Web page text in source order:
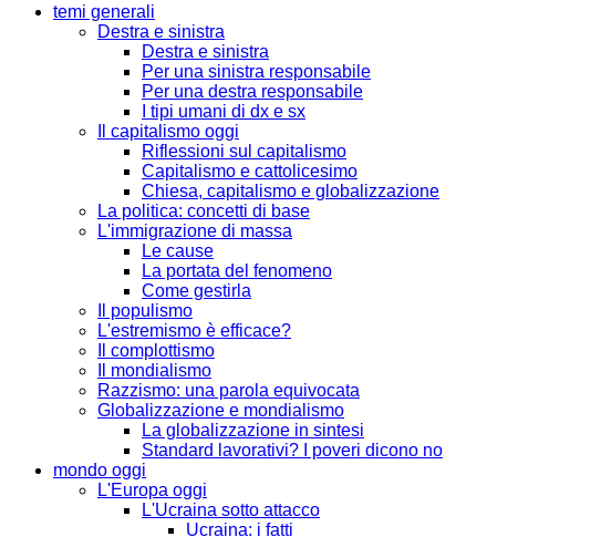
temi generali
Destra e sinistra
Destra e sinistra
Per una sinistra responsabile
Per una destra responsabile
I tipi umani di dx e sx
Il capitalismo oggi
Riflessioni sul capitalismo
Capitalismo e cattolicesimo
Chiesa, capitalismo e globalizzazione
La politica: concetti di base
L'immigrazione di massa
Le cause
La portata del fenomeno
Come gestirla
Il populismo
L'estremismo è efficace?
Il complottismo
Il mondialismo
Razzismo: una parola equivocata
Globalizzazione e mondialismo
La globalizzazione in sintesi
Standard lavorativi? I poveri dicono no
mondo oggi
L'Europa oggi
L'Ucraina sotto attacco
Ucraina: i fatti